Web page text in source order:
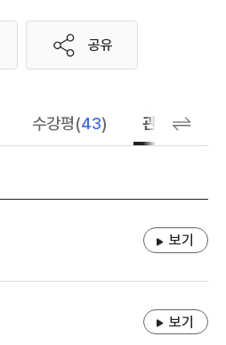
공유
수강평(43) 관련 추천 학
보기
보기